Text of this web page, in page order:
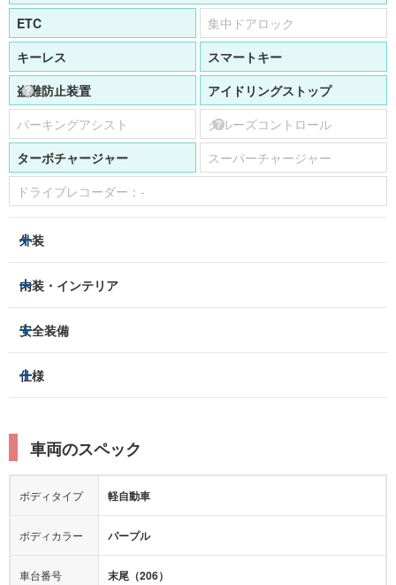
ETC
集中ドアロック
キーレス
スマートキー
盗難防止装置
アイドリングストップ
パーキングアシスト
クルーズコントロール
ターボチャージャー
スーパーチャージャー
ドライブレコーダー： -
外装
LEDヘッドライト
アルミホイール：あり
サンルーフ/ガラスルーフ
ルーフレール
エアロパーツ
ローダウン
内装・インテリア
3列シート
ベンチシート
パワーシート
シートヒーター
カーナビ：ナビ
安全装備
トラクションコントロール
レーンキープアシスト
横滑り防止装置
衝突被害軽減プレーキ
カメラ：バック
エアバッグ：
4エアバッグ
衝撃緩和ヘッドレスト
仕様
車両のスペック
ボディタイプ 軽自動車
ボディカラー パープル
車台番号 末尾（206）